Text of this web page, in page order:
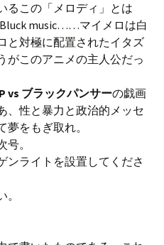
るこの「メロディ」とは
music……マイメロは白
対極に配置されたイタズ
がこのアニメの主人公だっ
vs ブラックパンサーの戯画
、性と暴力と政治的メッセ
をもぎ取れ。
。
ンライトを設置してくださ